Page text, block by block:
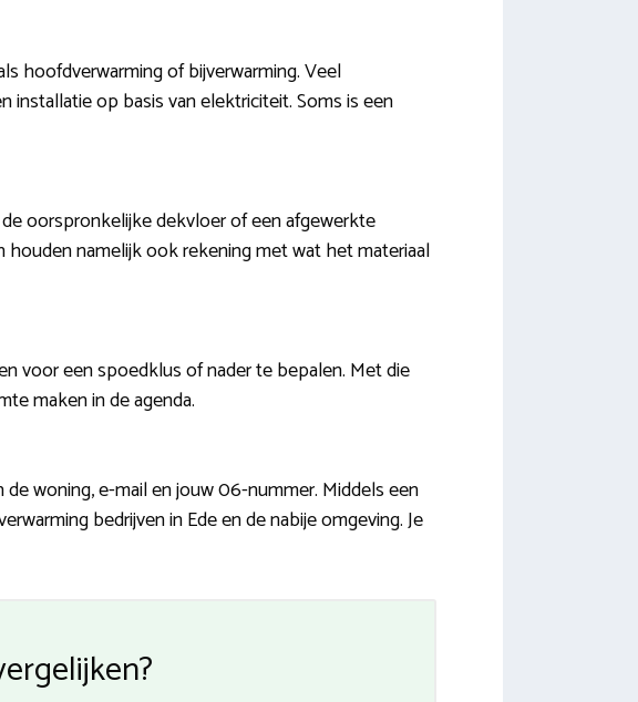
hoofdverwarming of bijverwarming. Veel
op basis van elektriciteit. Soms is een
oorspronkelijke dekvloer of een afgewerkte
houden namelijk ook rekening met wat het materiaal
voor een spoedklus of nader te bepalen. Met die
maken in de agenda.
woning, e-mail en jouw 06-nummer. Middels een
bedrijven in Ede en de nabije omgeving. Je